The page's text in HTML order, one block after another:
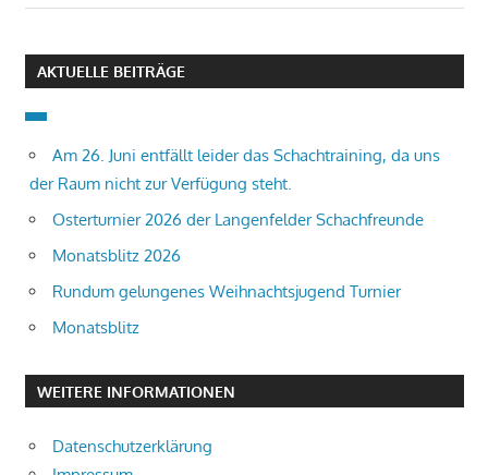
Beitrag:
AKTUELLE BEITRÄGE
Am 26. Juni entfällt leider das Schachtraining, da uns
der Raum nicht zur Verfügung steht.
Osterturnier 2026 der Langenfelder Schachfreunde
Monatsblitz 2026
Rundum gelungenes Weihnachtsjugend Turnier
Monatsblitz
WEITERE INFORMATIONEN
Datenschutzerklärung